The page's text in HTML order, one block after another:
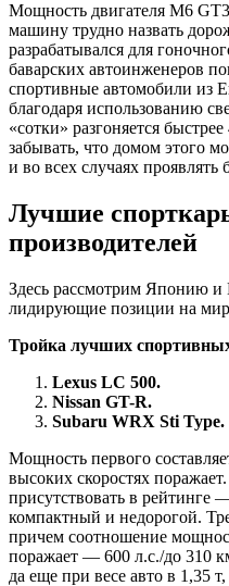
Мощность двигателя M6 GT3
машину трудно назвать
разрабатывался для
баварских автоинженеров
спортивные автомобили из
благодаря использованию
«сотки» разгоняется
забывать, что домом этого
и во всех случаях проявлять
Лучшие
производителей
Здесь рассмотрим Японию
лидирующие позиции на
Тройка лучших
Lexus LC 500.
Nissan GT-R.
Subaru WRX Sti Type.
Мощность первого
высоких скоростях
присутствовать в
компактный и недорогой.
причем соотношение
поражает — 600 л.с./до 310
да еще при весе авто в 1,35